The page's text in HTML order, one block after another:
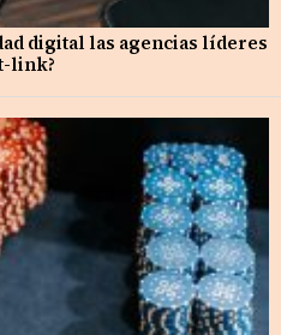
digital las agencias líderes
link?